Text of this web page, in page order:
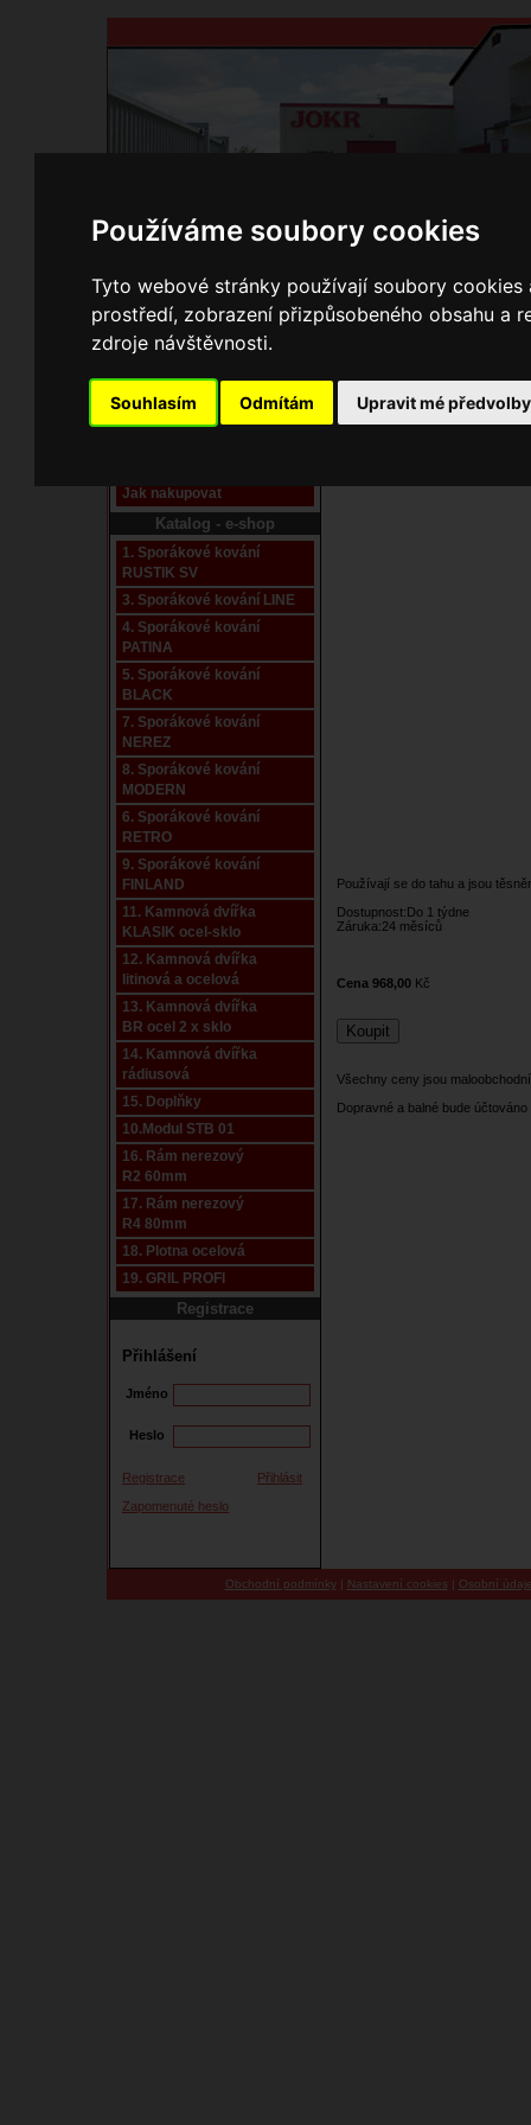
Používáme soubory cookies
Tyto webové stránky používají soubory
prostředí, zobrazení přizpůsobeného obsahu a
zdroje návštěvnosti.
Souhlasím Odmítám Upravit mé předvolby
Domů Kontakty Přihlášení Ke
Pracoviště laser
Nové pracoviště firmy
Jak nakupovat
Katalog - e-shop
1. Sporákové kování
RUSTIK SV
3. Sporákové kování LINE
4. Sporákové kování
PATINA
5. Sporákové kování
BLACK
7. Sporákové kování
NEREZ
8. Sporákové kování
MODERN
6. Sporákové kování
RETRO
9. Sporákové kování
FINLAND
11. Kamnová dvířka
KLASIK ocel-sklo
12. Kamnová dvířka
litinová a ocelová
13. Kamnová dvířka
BR ocel 2 x sklo
14. Kamnová dvířka
rádiusová
15. Doplňky
10.Modul STB 01
16. Rám nerezový
R2 60mm
17. Rám nerezový
R4 80mm
18. Plotna ocelová
19. GRIL PROFI
Registrace
Přihlášení
Jméno
Heslo
Registrace
Přihlásit
Zapomenuté heslo
E-shop JOKR
Používají se do tahu a jsou
Dostupnost:Do 1 týdne
Záruka:24 měsíců
Cena 968,00 Kč
Všechny ceny jsou
Dopravné a balné bude
Obchodní podmínky| Nastavení cookies | Osobní